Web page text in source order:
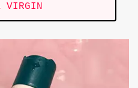
VIRGIN